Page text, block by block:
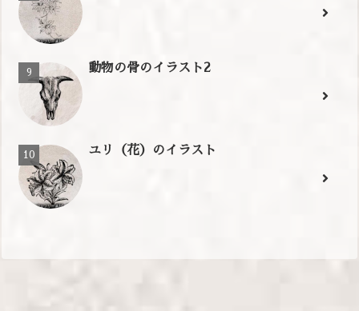
動物の骨のイラスト2
ユリ（花）のイラスト